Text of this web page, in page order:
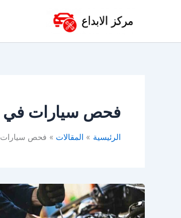
فحص سيارات في
الرئيسية المقالات فحص سيارات